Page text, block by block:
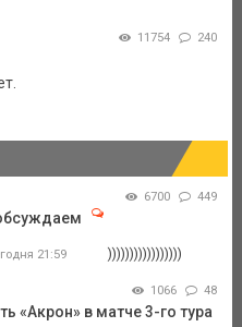
11754 240
6700 449
21:59 )))))))))))))))))
1066 48
«Акрон» в матче 3-го тура